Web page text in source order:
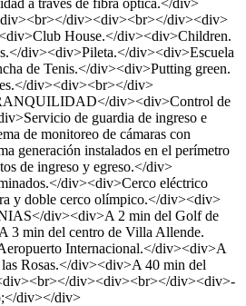
a través de fibra óptica.</div>
div><div><br></div><div>
House.</div><div>Children.
div><div>Pileta.</div><div>Escuela
de Tenis.</div><div>Putting green.
div><div><br></div>
div><div>Control de
de guardia de ingreso e
de monitoreo de cámaras con
generación instalados en el perímetro
de ingreso y egreso.</div>
div><div>Cerco eléctrico
y doble cerco olímpico.</div><div>
div><div>A 2 min del Golf de
3 min del centro de Villa Allende.
Internacional.</div><div>A
Rosas.</div><div>A 40 min del
div><div><br></div><div>-
div></div>